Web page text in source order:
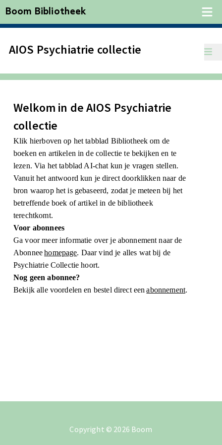
Boom Bibliotheek
AIOS Psychiatrie collectie
Welkom in de AIOS Psychiatrie
collectie
Klik hierboven op het tabblad Bibliotheek om de
boeken en artikelen in de collectie te bekijken en te
lezen. Via het tabblad AI-chat kun je vragen stellen.
Vanuit het antwoord kun je direct doorklikken naar de
bron waarop het is gebaseerd, zodat je meteen bij het
betreffende boek of artikel in de bibliotheek
terechtkomt.
Voor abonnees
Ga voor meer informatie over je abonnement naar de
Abonneehomepage. Daar vind je alles wat bij de
Psychiatrie Collectie hoort.
Nog geen abonnee?
Bekijk alle voordelen en bestel direct een abonnement.
Copyright ©️ 2026 Boom